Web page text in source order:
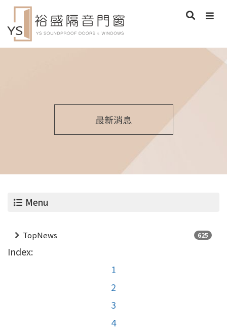
最新消息
Menu
TopNews 625
Index:
1
2
3
4